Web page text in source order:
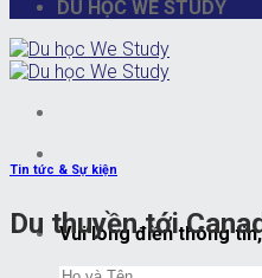
DU HỌC WE STUDY
Vui lòng điền thông
Tin tức & Sự kiện
Du thuyền tới